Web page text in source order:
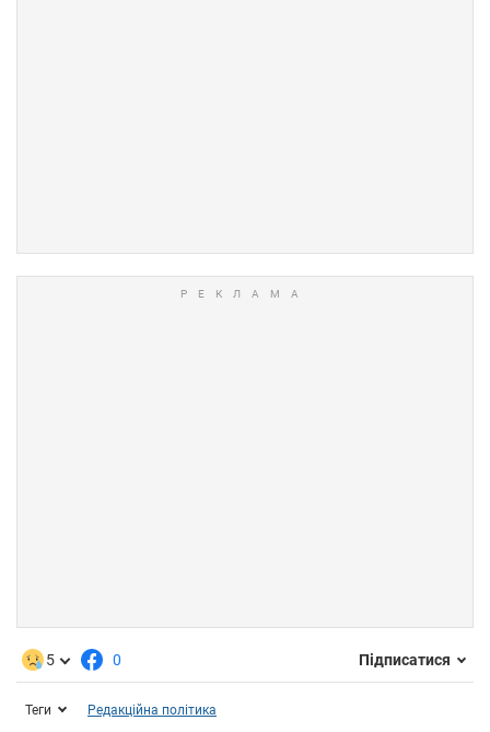
5 0 Підписатися
Теги Редакційна політика